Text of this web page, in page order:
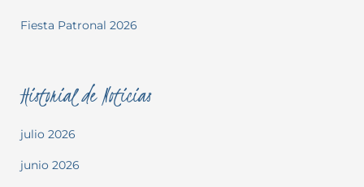
Fiesta Patronal 2026
Historial de Noticias
julio 2026
junio 2026